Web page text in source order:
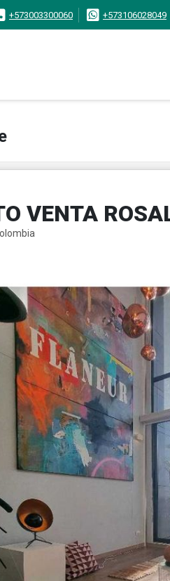
+573003300060 +573106028049
VENTA